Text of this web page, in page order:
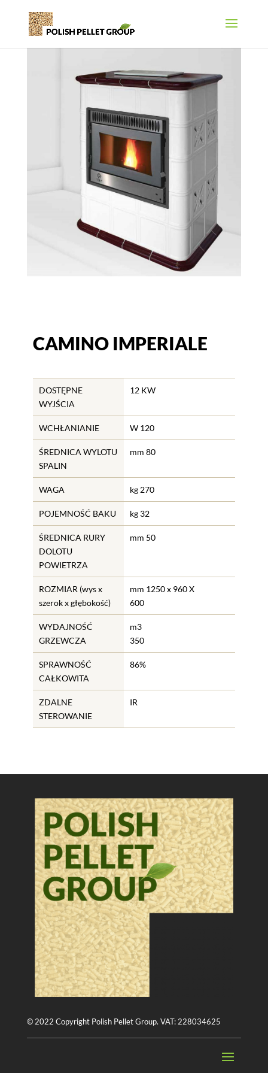
CAMINO IMPERIALE
DOSTĘPNE
WYJŚCIA
12 KW
WCHŁANIANIE W 120
ŚREDNICA WYLOTU
SPALIN
mm 80
WAGA kg 270
POJEMNOŚĆ BAKU kg 32
ŚREDNICA RURY
DOLOTU
POWIETRZA
mm 50
ROZMIAR (wys x
szerok x głębokość)
mm 1250 x 960 X
600
WYDAJNOŚĆ
GRZEWCZA
m3
350
SPRAWNOŚĆ
CAŁKOWITA
86%
ZDALNE
STEROWANIE
IR
© 2022 Copyright Polish Pellet Group. VAT: 228034625